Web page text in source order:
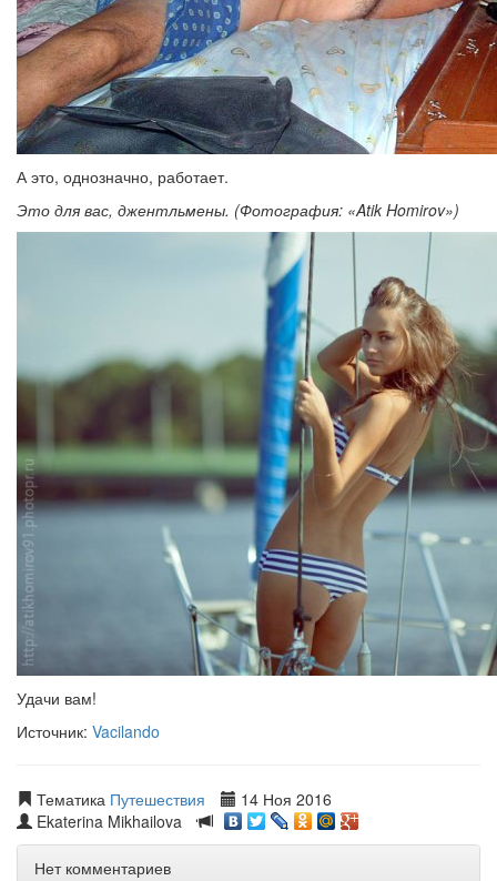
А это, однозначно, работает.
Это для вас, джентльмены. (Фотография: «Atik Homirov»)
Удачи вам!
Источник: Vacilando
Тематика Путешествия
14 Ноя 2016
Ekaterina Mikhailova
Нет комментариев